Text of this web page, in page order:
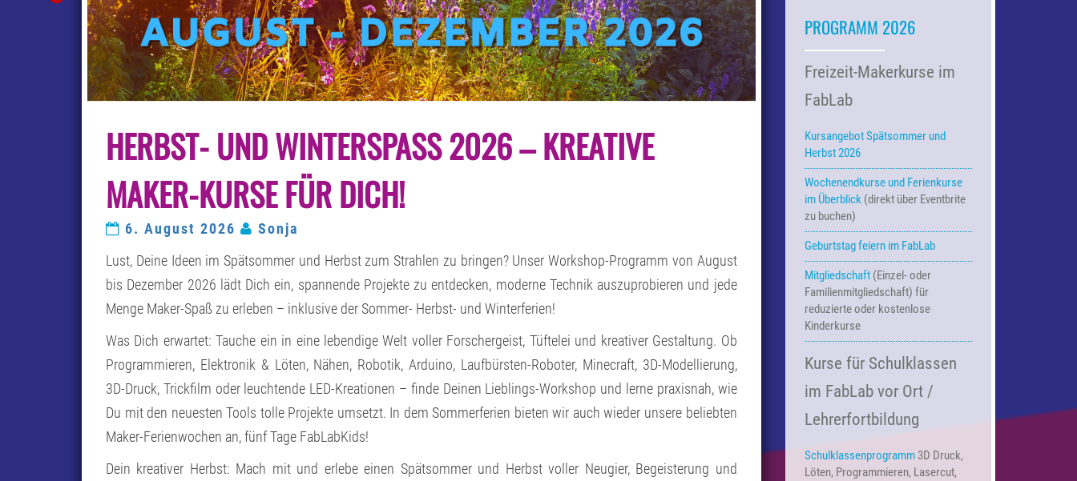
WINTERSPASS 2
026 –
ICH!
HERBST- UND WINTERSPASS 2026 – KREATIVE M
AKER-KURSE FÜR DICH!
6. August 2026 Sonja
Lust, Deine Ideen im Spätsommer und Herbst zum Strahlen zu bringen? Unser Workshop-Programm von August
bis Dezember 2026 lädt Dich ein, spannende Projekte zu entdecken, moderne Technik auszuprobieren und jede
Menge Maker-Spaß zu erleben – inklusive der Sommer- Herbst- und Winterferien!
Was Dich erwartet: Tauche ein in eine lebendige Welt voller Forschergeist, Tüftelei und kreativer Gestaltung. Ob
Programmieren, Elektronik & Löten, Nähen, Robotik, Arduino, Laufbürsten-Roboter, Minecraft, 3D-Modellierung,
3D-Druck, Trickfilm oder leuchtende LED-Kreationen – finde Deinen Lieblings-Workshop und lerne praxisnah, wie
Du mit den neuesten Tools tolle Projekte umsetzt. In dem Sommerferien bieten wir auch wieder unsere beliebten
Maker-Ferienwochen an, fünf Tage FabLabKids!
Dein kreativer Herbst: Mach mit und erlebe einen Spätsommer und Herbst voller Neugier, Begeisterung und
PROGRAMM 2026
Freizeit-Makerkurse im
FabLab
Kursangebot Spätsommer und
Herbst 2026
Wochenendkurse und Ferienkurse
im Überblick(direkt über Eventbrite
zu buchen)
Geburtstag feiern im FabLab
Mitgliedschaft(Einzel- oder
Familienmitgliedschaft) für
reduzierte oder kostenlose
Kinderkurse
Kurse für Schulklassen
im FabLab vor Ort /
Lehrerfortbildung
Schulklassenprogramm3D Druck,
Löten, Programmieren, Lasercut,